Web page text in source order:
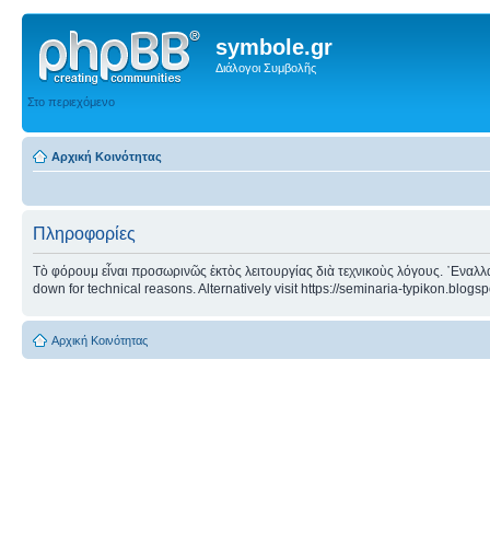
symbole.gr
Διάλογοι Συμβολῆς
Στο περιεχόμενο
Αρχική Κοινότητας
Πληροφορίες
Τὸ φόρουμ εἶναι προσωρινῶς ἐκτὸς λειτουργίας διὰ τεχνικοὺς λόγους.
down for technical reasons. Alternatively visit https://seminaria-
Αρχική Κοινότητας